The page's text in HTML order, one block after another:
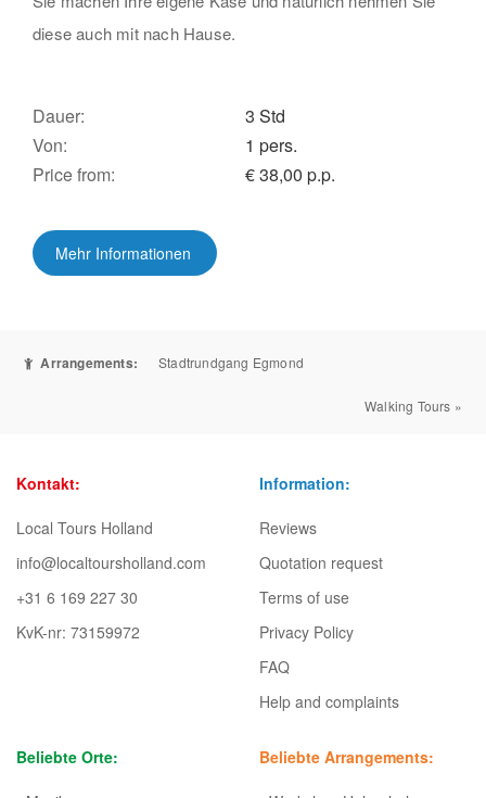
diese auch mit nach Hause.
Dauer:
3 Std
Von:
1 pers.
Price from:
€ 38,00 p.p.
Mehr Informationen
Arrangements: Stadtrundgang Egmond
Walking Tours »
Kontakt:
Local Tours Holland
info@localtoursholland.com
+31 6 169 227 30
KvK-nr: 73159972
Information:
Reviews
Quotation request
Terms of use
Privacy Policy
FAQ
Help and complaints
Beliebte Orte: Beliebte Arrangements: